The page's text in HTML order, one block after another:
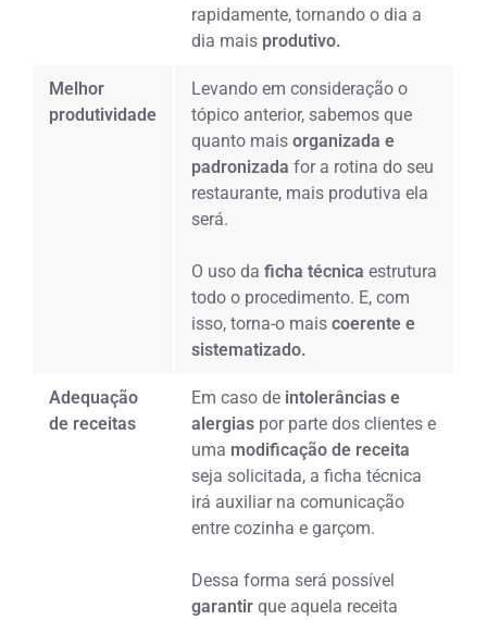
rapidamente, tornando o dia a
dia mais produtivo.
Melhor
produtividade
Levando em consideração o
tópico anterior, sabemos que
quanto maisorganizada e
padronizadafor a rotina do seu
restaurante, mais produtiva ela
será.
O uso da ficha técnica estrutura
todo o procedimento. E, com
isso, torna-o maiscoerente e
sistematizado.
Adequação
de receitas
Em caso de intolerâncias e
alergias por parte dos clientes e
uma modificação de receita
seja solicitada, a ficha técnica
irá auxiliar na comunicação
entre cozinha e garçom.
Dessa forma será possível
garantir que aquela receita